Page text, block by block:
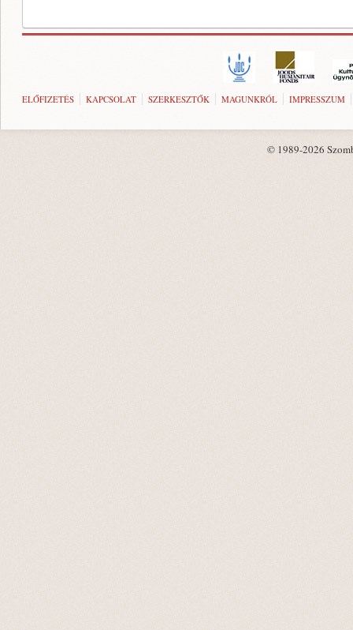
ELŐFIZETÉS KAPCSOLAT SZERKESZTŐK MAGUNKRÓL IMPRESSZUM
© 1989-2026